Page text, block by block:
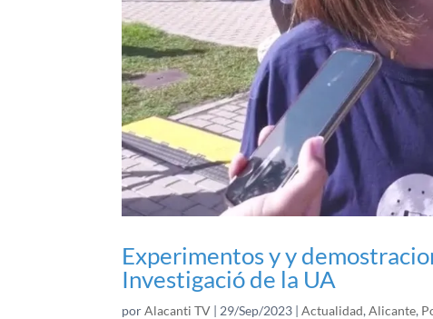
Experimentos y y
Investigació de la UA
porAlacanti TV | 29/Sep/2023 |Actualidad,Alicante,